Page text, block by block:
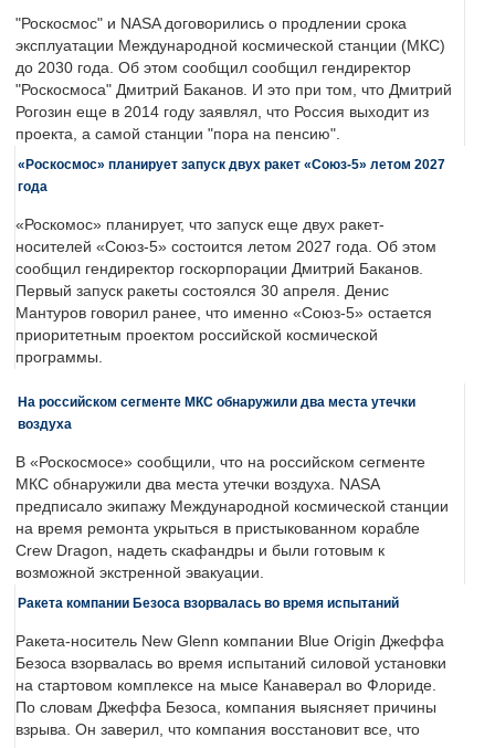
"Роскосмос" и NASA договорились о продлении срока
эксплуатации Международной космической станции (МКС)
до 2030 года. Об этом сообщил сообщил гендиректор
"Роскосмоса" Дмитрий Баканов. И это при том, что Дмитрий
Рогозин еще в 2014 году заявлял, что Россия выходит из
проекта, а самой станции "пора на пенсию".
«Роскосмос» планирует запуск двух ракет «Союз-5» летом 2027
года
«Роскомос» планирует, что запуск еще двух ракет-
носителей «Союз-5» состоится летом 2027 года. Об этом
сообщил гендиректор госкорпорации Дмитрий Баканов.
Первый запуск ракеты состоялся 30 апреля. Денис
Мантуров говорил ранее, что именно «Союз-5» остается
приоритетным проектом российской космической
программы.
На российском сегменте МКС обнаружили два места утечки
воздуха
В «Роскосмосе» сообщили, что на российском сегменте
МКС обнаружили два места утечки воздуха. NASA
предписало экипажу Международной космической станции
на время ремонта укрыться в пристыкованном корабле
Crew Dragon, надеть скафандры и были готовым к
возможной экстренной эвакуации.
Ракета компании Безоса взорвалась во время испытаний
Ракета-носитель New Glenn компании Blue Origin Джеффа
Безоса взорвалась во время испытаний силовой установки
на стартовом комплексе на мысе Канаверал во Флориде.
По словам Джеффа Безоса, компания выясняет причины
взрыва. Он заверил, что компания восстановит все, что